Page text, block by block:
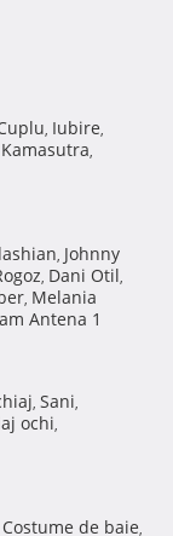
, Iubire,
,
, Johnny
, Dani Otil,
, Melania
Antena 1
, Sani,
ochi,
Costume de baie,